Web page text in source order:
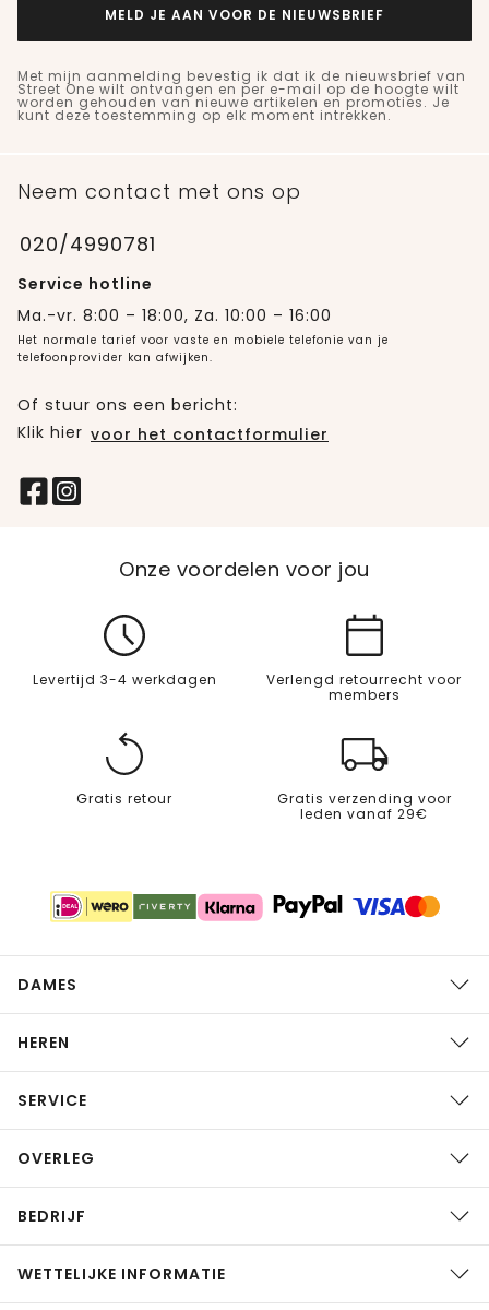
MELD JE AAN VOOR DE NIEUWSBRIEF
Met mijn aanmelding bevestig ik dat ik de nieuwsbrief van
Street One wilt ontvangen en per e-mail op de hoogte wilt
worden gehouden van nieuwe artikelen en promoties. Je
kunt deze toestemming op elk moment intrekken.
Neem contact met ons op
020/4990781
Service hotline
Ma.-vr. 8:00 – 18:00, Za. 10:00 – 16:00
Het normale tarief voor vaste en mobiele telefonie van je
telefoonprovider kan afwijken.
Of stuur ons een bericht:
Klik hier voor het contactformulier
Onze voordelen voor jou
Levertijd 3-4 werkdagen
Verlengd retourrecht voor
members
Gratis retour
Gratis verzending voor
leden vanaf 29€
DAMES
HEREN
SERVICE
OVERLEG
BEDRIJF
WETTELIJKE INFORMATIE